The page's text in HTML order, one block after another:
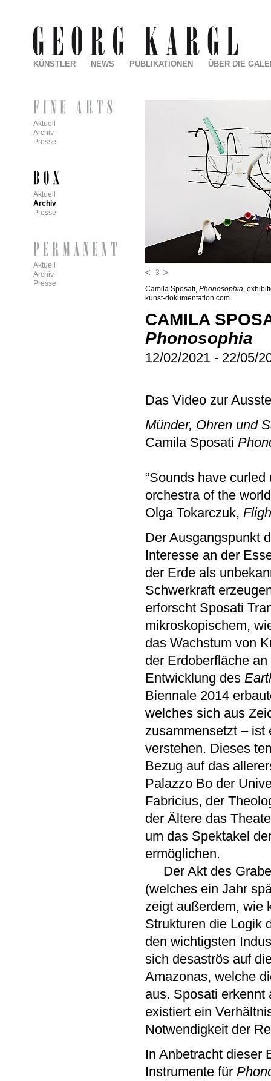
3
Camila Sposati, Phonosophia,
kunst-dokumentation.com
CAMILA
Phonosophia
12/02/2021 - 22/05/
Das Video zur
Münder, Ohren und
Camila Sposati
“Sounds have
orchestra of the
Olga Tokarczuk,
Der Ausgangspunkt
Interesse an der
der Erde als
Schwerkraft
erforscht Sposati
mikroskopischem,
das Wachstum von
der Erdoberfläche
Entwicklung des
Biennale 2014
welches sich aus
zusammensetzt –
verstehen. Dieses
Bezug auf das
Palazzo Bo der
Fabricius, der
der Ältere das
um das Spektakel
ermöglichen.
Der Akt des
(welches ein Jahr
zeigt außerdem, wie
Strukturen die Logik
den wichtigsten
sich desaströs auf
Amazonas, welche
aus. Sposati erkennt
existiert ein
Notwendigkeit der
In Anbetracht dieser
Instrumente für
KÜNSTLER NEWS PUBLIKATIONEN ÜBER DIE
Aktuell
Archiv
Presse
Aktuell
Archiv
Presse
Aktuell
Archiv
Presse